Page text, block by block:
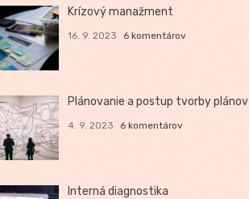
Krízový manažment
16. 9. 2023 6 komentárov
Plánovanie a postup tvorby plánov
4. 9. 2023 6 komentárov
Interná diagnostika